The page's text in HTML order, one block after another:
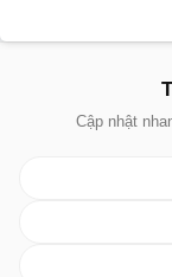
Cập nhật